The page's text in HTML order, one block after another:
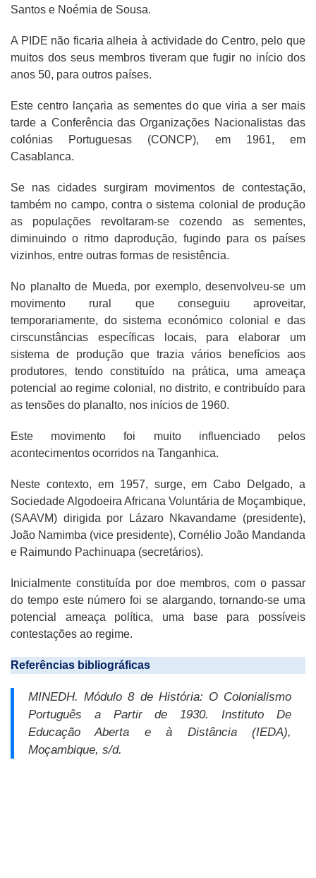
Santos e Noémia de Sousa.
A PIDE não ficaria alheia à actividade do Centro, pelo que
muitos dos seus membros tiveram que fugir no início dos
anos 50, para outros países.
Este centro lançaria as sementes do que viria a ser mais
tarde a Conferência das Organizações Nacionalistas das
colónias Portuguesas (CONCP), em 1961, em
Casablanca.
Se nas cidades surgiram movimentos de contestação,
também no campo, contra o sistema colonial de produção
as populações revoltaram-se cozendo as sementes,
diminuindo o ritmo daprodução, fugindo para os países
vizinhos, entre outras formas de resistência.
No planalto de Mueda, por exemplo, desenvolveu-se um
movimento rural que conseguiu aproveitar,
temporariamente, do sistema económico colonial e das
cirscunstâncias específicas locais, para elaborar um
sistema de produção que trazia vários benefícios aos
produtores, tendo constituído na prática, uma ameaça
potencial ao regime colonial, no distrito, e contribuído para
as tensões do planalto, nos inícios de 1960.
Este movimento foi muito influenciado pelos
acontecimentos ocorridos na Tanganhica.
Neste contexto, em 1957, surge, em Cabo Delgado, a
Sociedade Algodoeira Africana Voluntária de Moçambique,
(SAAVM) dirigida por Lázaro Nkavandame (presidente),
João Namimba (vice presidente), Cornélio João Mandanda
e Raimundo Pachinuapa (secretários).
Inicialmente constituída por doe membros, com o passar
do tempo este número foi se alargando, tornando-se uma
potencial ameaça política, uma base para possíveis
contestações ao regime.
Referências bibliográficas
MINEDH.Módulo 8 de História: O Colonialismo
Português a Partir de 1930.
Instituto De
Educação Aberta e à Distância (IEDA),
Moçambique, s/d.